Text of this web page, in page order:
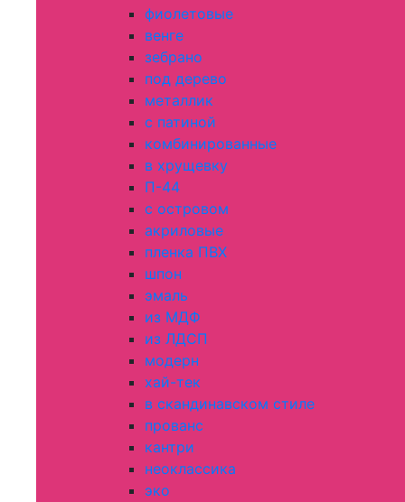
фиолетовые
венге
зебрано
под дерево
металлик
с патиной
комбинированные
в хрущевку
П-44
с островом
акриловые
пленка ПВХ
шпон
эмаль
из МДФ
из ЛДСП
модерн
хай-тек
в скандинавском стиле
прованс
кантри
неоклассика
эко